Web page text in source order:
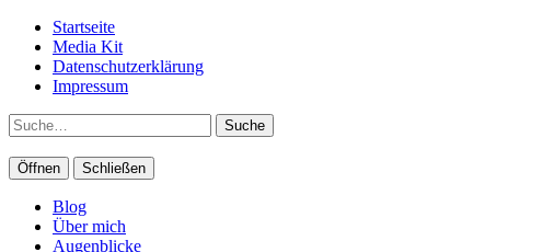
Startseite
Media Kit
Datenschutzerklärung
Impressum
Suche
Öffnen Schließen
Blog
Über mich
Augenblicke